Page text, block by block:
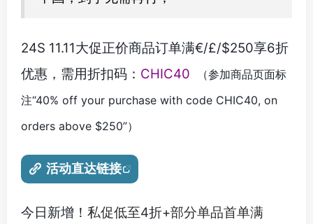
24S 11.11大促正价商品订单满€/£/$250享6折
优惠，需用折扣码： CHIC40
（参加商品页面标
注“40% off your purchase with code CHIC40, on
orders above $250”）
活动直达链接
今日新增！ 私促低至4折+部分单品首单满